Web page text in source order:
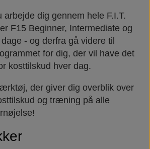
arbejde dig gennem hele F.I.T.
F15 Beginner, Intermediate og
- og derfra gå videre til
for dig, der vil have det
kosttilskud hver dag.
der giver dig overblik over
og træning på alle